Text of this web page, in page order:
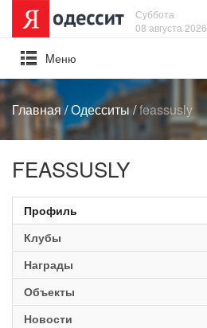
Суббота
08 августа 2026
Mеню
Главная/Одесситы/feassusly
FEASSUSLY
Профиль
Клубы
Награды
Объекты
Новости